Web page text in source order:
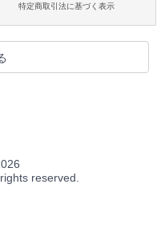
特定商取引法に基づく表示
reserved.